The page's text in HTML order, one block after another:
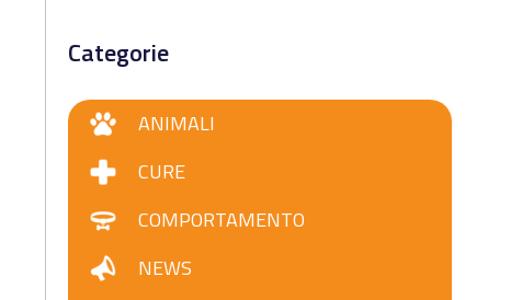
Categorie
ANIMALI
CURE
COMPORTAMENTO
NEWS